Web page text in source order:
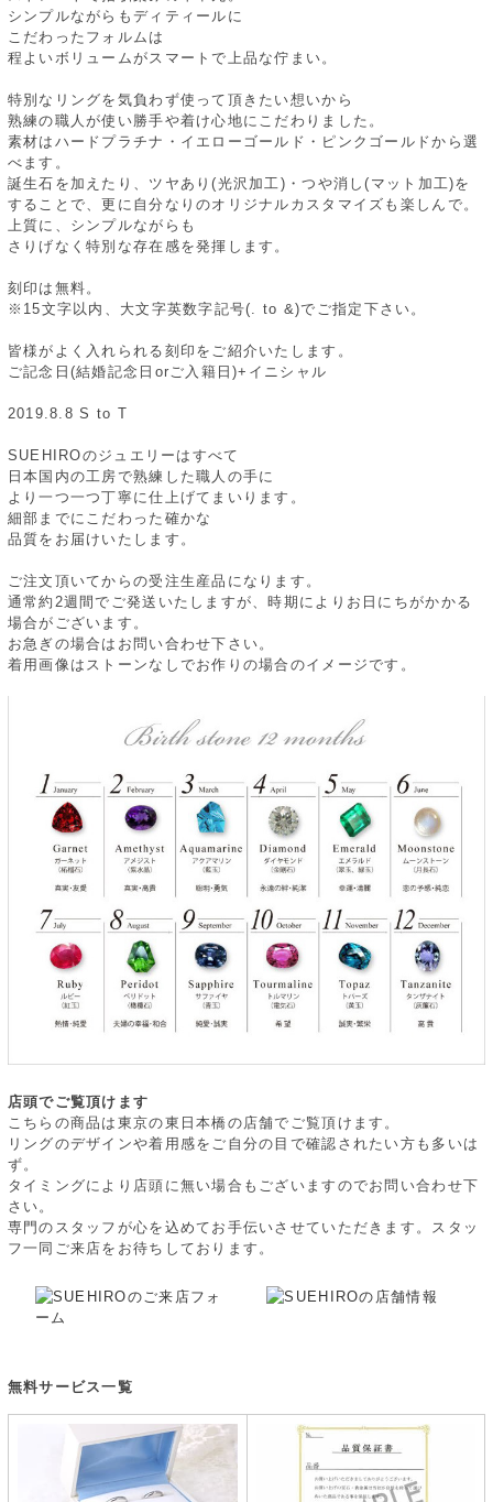
シンプルながらもディティールに
こだわったフォルムは
程よいボリュームがスマートで上品な佇まい。
特別なリングを気負わず使って頂きたい想いから
熟練の職人が使い勝手や着け心地にこだわりました。
素材はハードプラチナ・イエローゴールド・ピンクゴールドから選
べます。
誕生石を加えたり、ツヤあり(光沢加工)・つや消し(マット加工)を
することで、更に自分なりのオリジナルカスタマイズも楽しんで。
上質に、シンプルながらも
さりげなく特別な存在感を発揮します。
刻印は無料。
※15文字以内、大文字英数字記号(. to &)でご指定下さい。
皆様がよく入れられる刻印をご紹介いたします。
ご記念日(結婚記念日orご入籍日)+イニシャル
2019.8.8 S to T
SUEHIROのジュエリーはすべて
日本国内の工房で熟練した職人の手に
より一つ一つ丁寧に仕上げてまいります。
細部までにこだわった確かな
品質をお届けいたします。
ご注文頂いてからの受注生産品になります。
通常約2週間でご発送いたしますが、時期によりお日にちがかかる
場合がございます。
お急ぎの場合はお問い合わせ下さい。
着用画像はストーンなしでお作りの場合のイメージです。
店頭でご覧頂けます
こちらの商品は東京の東日本橋の店舗でご覧頂けます。
リングのデザインや着用感をご自分の目で確認されたい方も多いは
ず。
タイミングにより店頭に無い場合もございますのでお問い合わせ下
さい。
専門のスタッフが心を込めてお手伝いさせていただきます。スタッ
フ一同ご来店をお待ちしております。
無料サービス一覧